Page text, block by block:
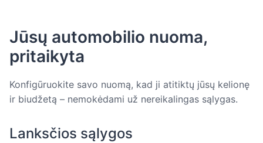
Jūsų automobilio nuoma,
pritaikyta
Konfigūruokite savo nuomą, kad ji atitiktų jūsų kelionę
ir biudžetą – nemokėdami už nereikalingas sąlygas.
Lanksčios sąlygos